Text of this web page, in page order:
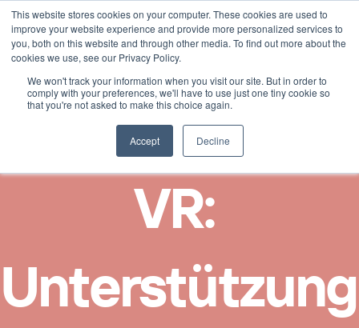
This website stores cookies on your computer. These cookies are used to
improve your website experience and provide more personalized services to
you, both on this website and through other media. To find out more about the
cookies we use, see our Privacy Policy.
We won't track your information when you visit our site. But in order to
comply with your preferences, we'll have to use just one tiny cookie so
that you're not asked to make this choice again.
Accept Decline
Select Language
German
VR:
Unterstützung